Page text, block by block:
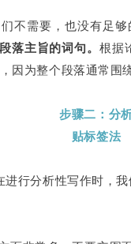
不需要，也没有足够
落主旨的词句。根据
因为整个段落通常围
步骤二：分
贴标签法
行分析性写作时，我